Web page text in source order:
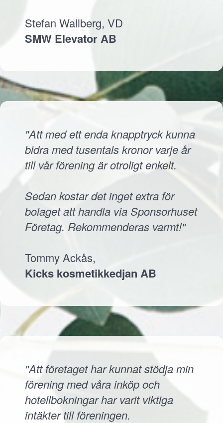
Stefan Wallberg, VD
SMW Elevator AB
"Att med ett enda knapptryck kunna
bidra med tusentals kronor varje år
till vår förening är otroligt enkelt.
Sedan kostar det inget extra för
bolaget att handla via Sponsorhuset
Företag. Rekommenderas varmt!"
Tommy Ackås,
Kicks kosmetikkedjan AB
"Att företaget har kunnat stödja min
förening med våra inköp och
hotellbokningar har varit viktiga
intäkter till föreningen.